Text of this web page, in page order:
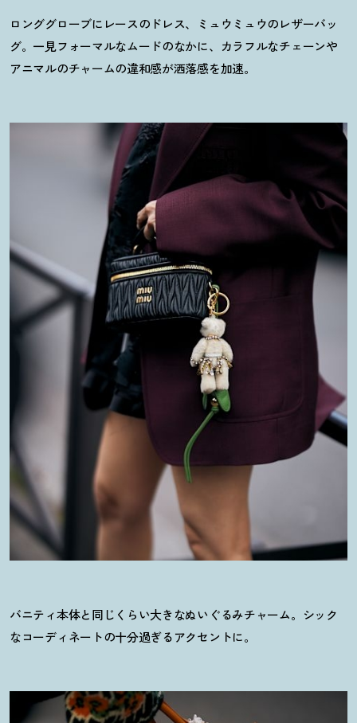
ロンググローブにレースのドレス、ミュウミュウのレザーバッ
グ。一見フォーマルなムードのなかに、カラフルなチェーンや
アニマルのチャームの違和感が洒落感を加速。
バニティ本体と同じくらい大きなぬいぐるみチャーム。シック
なコーディネートの十分過ぎるアクセントに。